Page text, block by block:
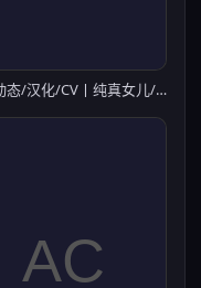
ACT/动态/汉化/CV丨纯真女儿/イノセント?ドーター V1.06 正式汉化版 【20260514】